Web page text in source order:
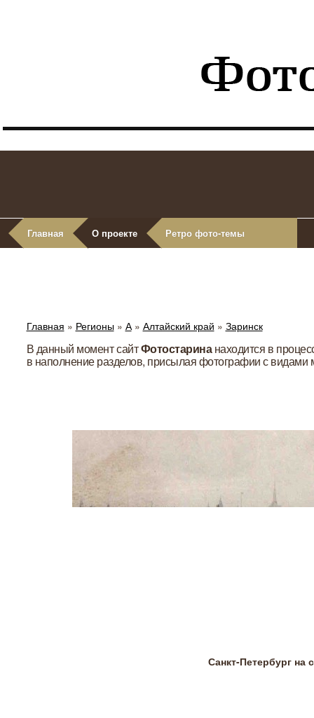
Главная О проекте Ретро фото-темы
Главная » Регионы» А» Алтайский край » Заринск
В данный момент сайтФотостаринанаходится в
в наполнение разделов, присылая фотографии с видами
Санкт-Петербург на